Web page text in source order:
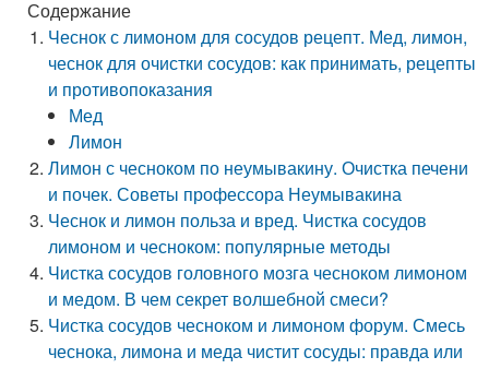
Содержание
Чеснок с лимоном для сосудов рецепт. Мед, лимон,
чеснок для очистки сосудов: как принимать, рецепты
и противопоказания
Мед
Лимон
Лимон с чесноком по неумывакину. Очистка печени
и почек. Советы профессора Неумывакина
Чеснок и лимон польза и вред. Чистка сосудов
лимоном и чесноком: популярные методы
Чистка сосудов головного мозга чесноком лимоном
и медом. В чем секрет волшебной смеси?
Чистка сосудов чесноком и лимоном форум. Смесь
чеснока, лимона и меда чистит сосуды: правда или